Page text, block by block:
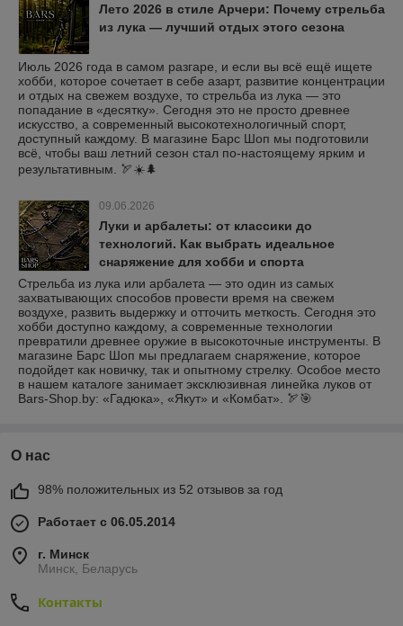
Лето 2026 в стиле Арчери: Почему стрельба
из лука — лучший отдых этого сезона
Июль 2026 года в самом разгаре, и если вы всё ещё ищете
хобби, которое сочетает в себе азарт, развитие концентрации
и отдых на свежем воздухе, то стрельба из лука — это
попадание в «десятку». Сегодня это не просто древнее
искусство, а современный высокотехнологичный спорт,
доступный каждому. В магазине Барс Шоп мы подготовили
всё, чтобы ваш летний сезон стал по-настоящему ярким и
результативным. 🏹☀️🌲
09.06.2026
Луки и арбалеты: от классики до
технологий. Как выбрать идеальное
снаряжение для хобби и спорта
Стрельба из лука или арбалета — это один из самых
захватывающих способов провести время на свежем
воздухе, развить выдержку и отточить меткость. Сегодня это
хобби доступно каждому, а современные технологии
превратили древнее оружие в высокоточные инструменты. В
магазине Барс Шоп мы предлагаем снаряжение, которое
подойдет как новичку, так и опытному стрелку. Особое место
в нашем каталоге занимает эксклюзивная линейка луков от
Bars-Shop.by: «Гадюка», «Якут» и «Комбат». 🏹🎯
О нас
98% положительных из 52 отзывов за год
Работает с 06.05.2014
г. Минск
Минск, Беларусь
Контакты